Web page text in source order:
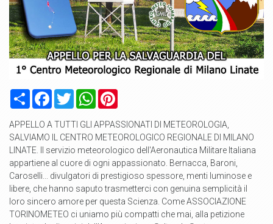
CondividiFacebook
TwitterWhatsApp
APPELLO A TUTTI GLI APPASSIONATI DI METEOROLOGIA,
SALVIAMO IL CENTRO METEOROLOGICO REGIONALE DI MILANO
LINATE. Il servizio meteorologico dell'Aeronautica Militare Italiana
appartiene al cuore di ogni appassionato. Bernacca, Baroni,
Caroselli... divulgatori di prestigioso spessore, menti luminose e
libere, che hanno saputo trasmetterci con genuina semplicità il
loro sincero amore per questa Scienza. Come ASSOCIAZIONE
TORINOMETEO ci uniamo più compatti che mai, alla petizione